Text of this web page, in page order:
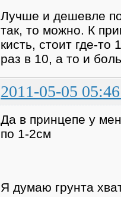
Лучше и дешевле
так, то можно. К
кисть, стоит где-
раз в 10, а то и
2011-05-05
Да в принцепе у
по 1-2см
Я думаю грунта